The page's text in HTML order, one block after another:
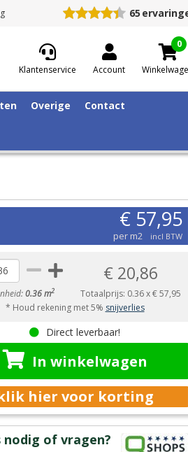
65
Klantenservice Account
0
Overige Contact
€ 57,95
per m2 incl BTW
0.36 m2
€ 20,86
Totaalprijs: 0.36x€ 57,95
* Houd rekening met 5% snijverlies
Direct leverbaar!
In winkelwagen
hier voor korting
nodig of vragen?